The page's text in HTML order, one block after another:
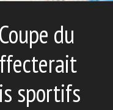
du
sportifs